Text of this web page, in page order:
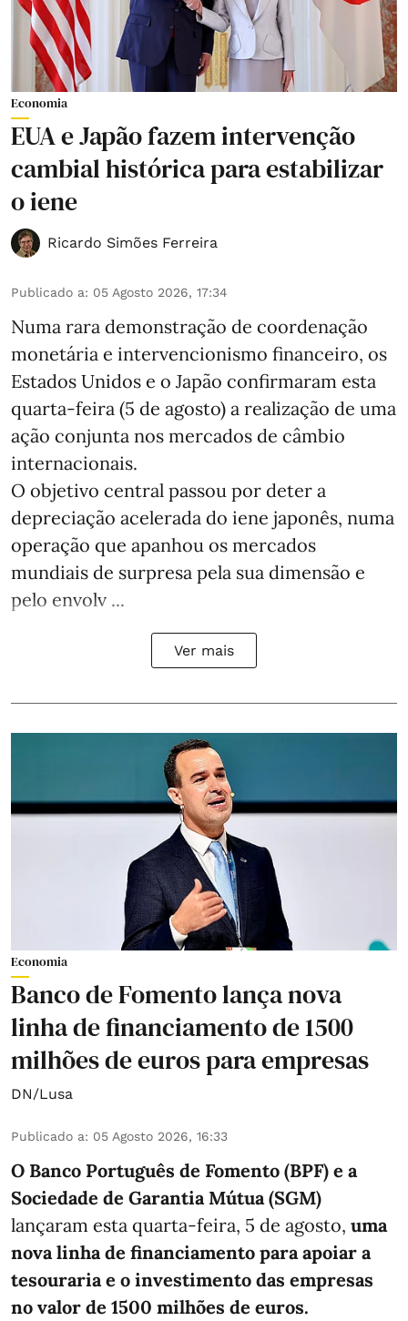
Economia
EUA e Japão fazem intervenção
cambial histórica para estabilizar
o iene
Ricardo Simões Ferreira
Publicado a: 05 Agosto 2026, 17:34
Numa rara demonstração de coordenação
monetária e intervencionismo financeiro, os
Estados Unidos e o Japão confirmaram esta
quarta-feira (5 de agosto) a realização de uma
ação conjunta nos mercados de câmbio
internacionais.
O objetivo central passou por deter a
depreciação acelerada do iene japonês, numa
operação que apanhou os mercados
mundiais de surpresa pela sua dimensão e
pelo envolv ...
Ver mais
Economia
Banco de Fomento lança nova
linha de financiamento de 1500
milhões de euros para empresas
DN/Lusa
Publicado a: 05 Agosto 2026, 16:33
O Banco Português de Fomento (BPF) e a
Sociedade de Garantia Mútua (SGM)
lançaram esta quarta-feira, 5 de agosto, uma
nova linha de financiamento para apoiar a
tesouraria e o investimento das empresas
no valor de 1500 milhões de euros.